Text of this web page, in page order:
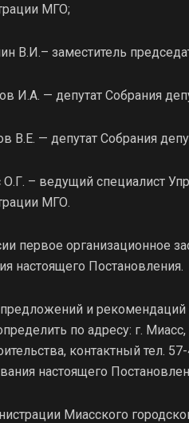
МГО;
В.И.– заместитель
И.А. — депутат Собрания
В.Е. — депутат Собрания
– ведущий специалист
МГО.
первое организационное
настоящего Постановления.
и рекомендаций
по адресу: г.
контактный тел.
настоящего
Миасского